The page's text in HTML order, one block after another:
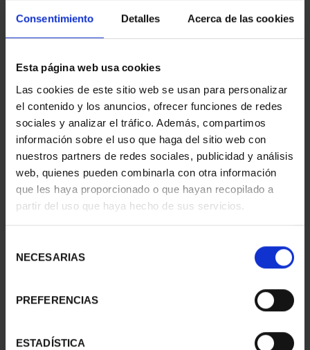
Consentimiento Detalles Acerca de las cookies
Esta página web usa cookies
Las cookies de este sitio web se usan para personalizar
el contenido y los anuncios, ofrecer funciones de redes
sociales y analizar el tráfico. Además, compartimos
información sobre el uso que haga del sitio web con
nuestros partners de redes sociales, publicidad y análisis
web, quienes pueden combinarla con otra información
que les haya proporcionado o que hayan recopilado a
partir del uso que haya hecho de sus servicios.
NECESARIAS
PREFERENCIAS
ESTADÍSTICA
You may also be interested in these products:
425 ANNIV VELÁZQUEZ (2024) 1 OZ VENUS
€153.00
425 ANNIV VELÁZQUEZ (2024) 1 OZ SPINNERS